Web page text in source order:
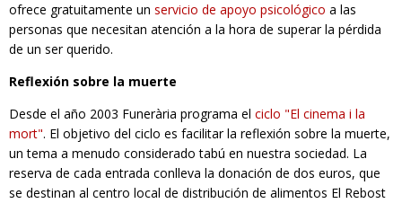
INFORMACIÓN CORPORATIVA
RESPONSABILIDAD SOCIAL
ofrece gratuitamente un servicio de apoyo psicológico a las
personas que necesitan atención a la hora de superar la pérdida
de un ser querido.
Reflexión sobre la muerte
Desde el año 2003 Funerària programa el ciclo "El cinema i la
mort". El objetivo del ciclo es facilitar la reflexión sobre la muerte,
un tema a menudo considerado tabú en nuestra sociedad. La
reserva de cada entrada conlleva la donación de dos euros, que
se destinan al centro local de distribución de alimentos El Rebost